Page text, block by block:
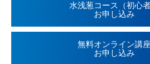
水浅葱コース（初心者
お申し込み
無料オンライン講座
お申し込み